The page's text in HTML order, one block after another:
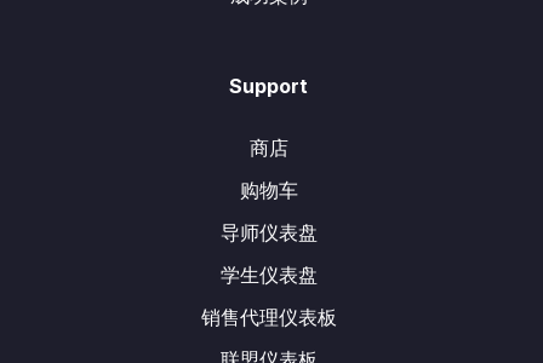
Support
商店
购物车
导师仪表盘
学生仪表盘
销售代理仪表板